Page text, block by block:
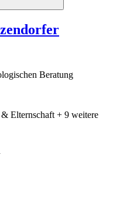
Beratung
Elternschaft + 9 weitere